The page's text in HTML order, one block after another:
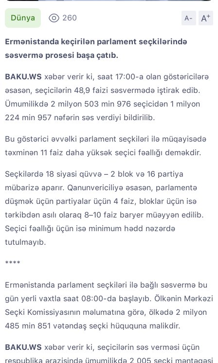
Dünya 260 A- A
+
Ermənistanda keçirilən parlament seçkilərində
səsvermə prosesi başa çatıb.
BAKU.WS xəbər verir ki, saat 17:00-a olan göstəricilərə
əsasən, seçicilərin 48,9 faizi səsvermədə iştirak edib.
Ümumilikdə 2 milyon 503 min 976 seçicidən 1 milyon
224 min 957 nəfərin səs verdiyi bildirilib.
Bu göstərici əvvəlki parlament seçkiləri ilə müqayisədə
təxminən 11 faiz daha yüksək seçici fəallığı deməkdir.
Seçkilərdə 18 siyasi qüvvə – 2 blok və 16 partiya
mübarizə aparır. Qanunvericiliyə əsasən, parlamentə
düşmək üçün partiyalar üçün 4 faiz, bloklar üçün isə
tərkibdən asılı olaraq 8–10 faiz baryer müəyyən edilib.
Seçici fəallığı üçün isə minimum hədd nəzərdə
tutulmayıb.
****
Ermənistanda parlament seçkiləri ilə bağlı səsvermə bu
gün yerli vaxtla saat 08:00-da başlayıb. Ölkənin Mərkəzi
Seçki Komissiyasının məlumatına görə, ölkədə 2 milyon
485 min 851 vətəndaş seçki hüququna malikdir.
BAKU.WS xəbər verir ki, seçicilərin səs verməsi üçün
respublika ərazisində ümumilikdə 2 005 seçki məntəqəsi